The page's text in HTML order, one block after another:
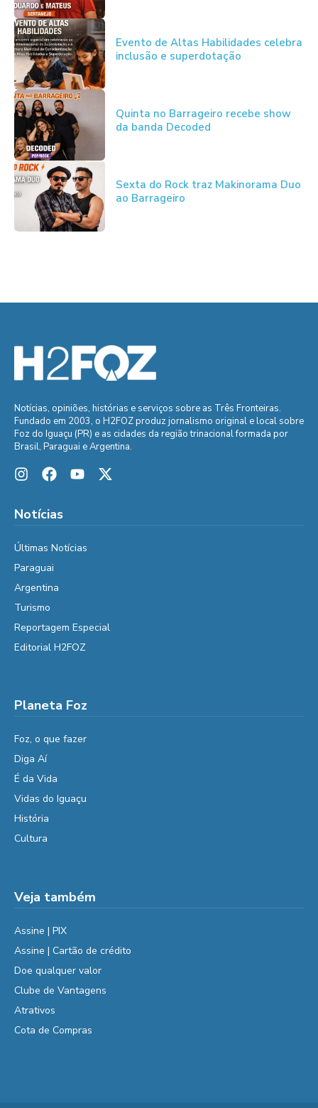
Evento de Altas Habilidades celebra
inclusão e superdotação
Quinta no Barrageiro recebe show
da banda Decoded
Sexta do Rock traz Makinorama Duo
ao Barrageiro
Notícias, opiniões, histórias e serviços sobre as Três Fronteiras.
Fundado em 2003, o H2FOZ produz jornalismo original e local sobre
Foz do Iguaçu (PR) e as cidades da região trinacional formada por
Brasil, Paraguai e Argentina.
Notícias
Últimas Notícias
Paraguai
Argentina
Turismo
Reportagem Especial
Editorial H2FOZ
Planeta Foz
Foz, o que fazer
Diga Aí
É da Vida
Vidas do Iguaçu
História
Cultura
Veja também
Assine | PIX
Assine | Cartão de crédito
Doe qualquer valor
Clube de Vantagens
Atrativos
Cota de Compras